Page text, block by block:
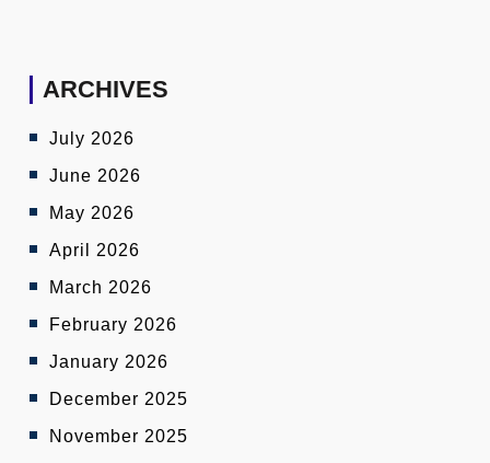
ARCHIVES
July 2026
June 2026
May 2026
April 2026
March 2026
February 2026
January 2026
December 2025
November 2025